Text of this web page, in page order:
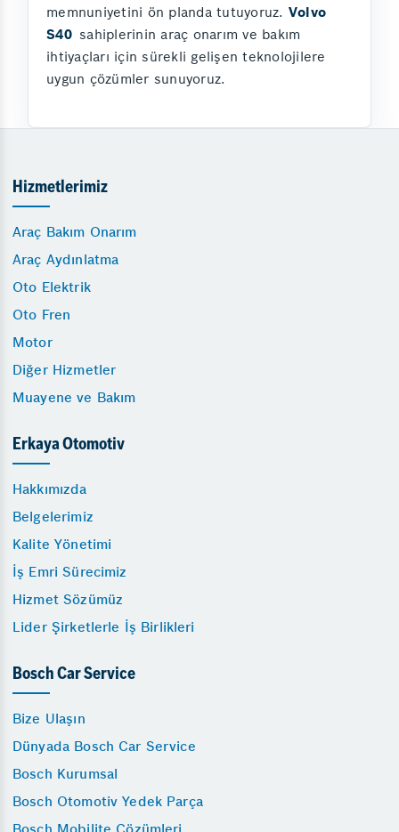
memnuniyetini ön planda tutuyoruz. Volvo
S40 sahiplerinin araç onarım ve bakım
ihtiyaçları için sürekli gelişen teknolojilere
uygun çözümler sunuyoruz.
Hizmetlerimiz
Araç Bakım Onarım
Araç Aydınlatma
Oto Elektrik
Oto Fren
Motor
Diğer Hizmetler
Muayene ve Bakım
Erkaya Otomotiv
Hakkımızda
Belgelerimiz
Kalite Yönetimi
İş Emri Sürecimiz
Hizmet Sözümüz
Lider Şirketlerle İş Birlikleri
Bosch Car Service
Bize Ulaşın
Dünyada Bosch Car Service
Bosch Kurumsal
Bosch Otomotiv Yedek Parça